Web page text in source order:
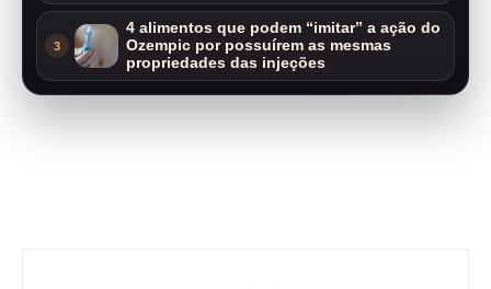
3
4 alimentos que podem “imitar” a ação do
Ozempic por possuírem as mesmas
propriedades das injeções